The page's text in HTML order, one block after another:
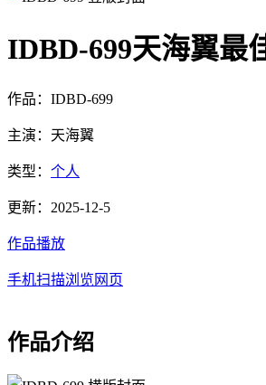
IDBD-699天海翼最
作品：IDBD-699
主演：天海翼
类型： 个人
更新：2025-12-5
作品播放
手机扫描浏览网页
作品介绍